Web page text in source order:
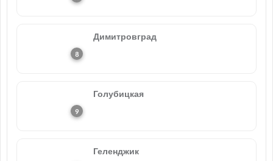
Димитровград
Голубицкая
Геленджик